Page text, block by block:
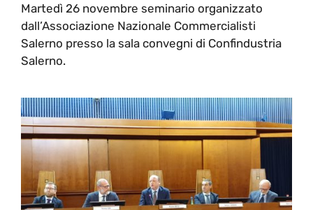
Martedì 26 novembre seminario organizzato
dall’Associazione Nazionale Commercialisti
Salerno presso la sala convegni di Confindustria
Salerno.